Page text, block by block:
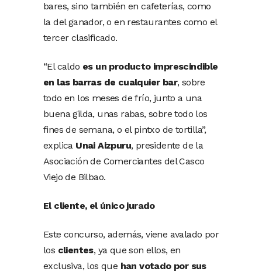
bares, sino también en cafeterías, como
la del ganador, o en restaurantes como el
tercer clasificado.
“El caldo es un producto imprescindible
en las barras de cualquier bar, sobre
todo en los meses de frío, junto a una
buena gilda, unas rabas, sobre todo los
fines de semana, o el pintxo de tortilla”,
explica Unai Aizpuru, presidente de la
Asociación de Comerciantes del Casco
Viejo de Bilbao.
El cliente, el único jurado
Este concurso, además, viene avalado por
los clientes, ya que son ellos, en
exclusiva, los que han votado por sus